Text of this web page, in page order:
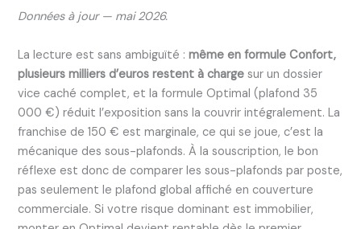
Données à jour — mai 2026.
La lecture est sans ambiguïté :même en formule Confort,
plusieurs milliers d’euros restent à charge sur un dossier
vice caché complet, et la formule Optimal (plafond 35
000 €) réduit l’exposition sans la couvrir intégralement. La
franchise de 150 € est marginale, ce qui se joue, c’est la
mécanique des sous-plafonds. À la souscription, le bon
réflexe est donc de comparer les sous-plafonds par poste,
pas seulement le plafond global affiché en couverture
commerciale. Si votre risque dominant est immobilier,